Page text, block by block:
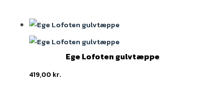
Ege Lofoten gulvtæppe
419,00 kr.